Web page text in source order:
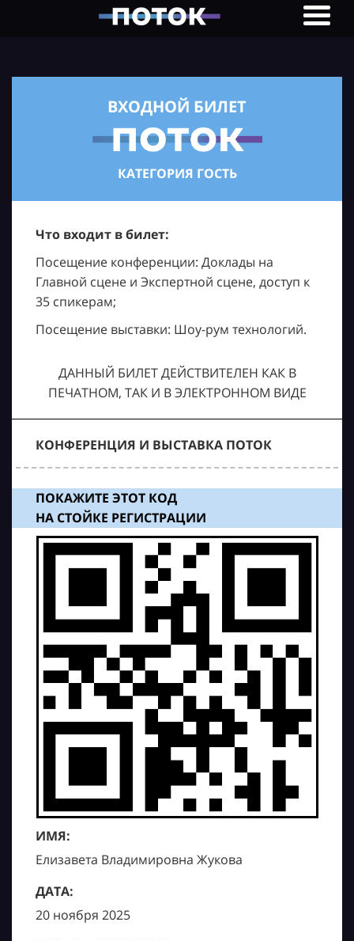
ВХОДНОЙ БИЛЕТ
КАТЕГОРИЯ ГОСТЬ
Что входит в билет:
Посещение конференции: Доклады на
Главной сцене и Экспертной сцене, доступ к
35 спикерам;
Посещение выставки: Шоу-рум технологий.
ДАННЫЙ БИЛЕТ ДЕЙСТВИТЕЛЕН КАК В
ПЕЧАТНОМ, ТАК И В ЭЛЕКТРОННОМ ВИДЕ
КОНФЕРЕНЦИЯ И ВЫСТАВКА ПОТОК
ПОКАЖИТЕ ЭТОТ КОД
НА СТОЙКЕ РЕГИСТРАЦИИ
ИМЯ:
Елизавета Владимировна Жукова
ДАТА:
20 ноября 2025